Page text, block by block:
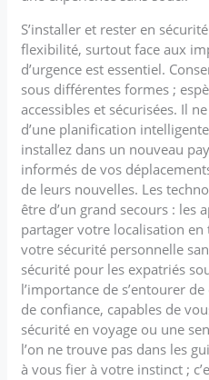
S’installer et rester en
flexibilité, surtout face aux
d’urgence est essentiel.
sous différentes formes ;
accessibles et sécurisées. Il
d’une planification
installez dans un nouveau
informés de vos
de leurs nouvelles. Les
être d’un grand secours : les
partager votre localisation
votre sécurité personnelle
sécurité pour les expatriés
l’importance de s’entourer
de confiance, capables de
sécurité en voyage ou une
l’on ne trouve pas dans les
à vous fier à votre instinct ;